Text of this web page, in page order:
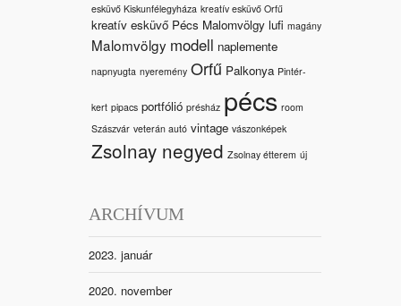
esküvő Kiskunfélegyháza kreatív esküvő Orfű
kreatív esküvő Pécs Malomvölgy lufi magány
Malomvölgy modell naplemente
napnyugta nyeremény Orfű Palkonya Pintér-
kert pipacs portfólió présház pécs room
Szászvár veterán autó vintage vászonképek
Zsolnay negyed Zsolnay étterem új
ARCHÍVUM
2023. január
2020. november